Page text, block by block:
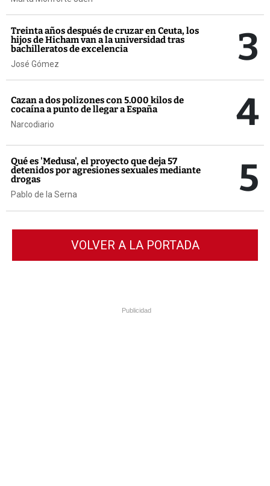
Treinta años después de cruzar en Ceuta, los
hijos de Hicham van a la universidad tras
bachilleratos de excelencia
José Gómez 3
Cazan a dos polizones con 5.000 kilos de
cocaína a punto de llegar a España
Narcodiario 4
Qué es 'Medusa', el proyecto que deja 57
detenidos por agresiones sexuales mediante
drogas
Pablo de la Serna 5
VOLVER A LA PORTADA
Publicidad